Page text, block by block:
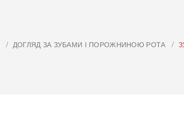
ДОГЛЯД ЗА ЗУБАМИ І ПОРОЖНИНОЮ РОТА